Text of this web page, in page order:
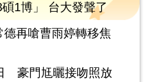
1博」 台大發聲了
再嗆曹雨婷轉移焦
豪門尪曬接吻照放